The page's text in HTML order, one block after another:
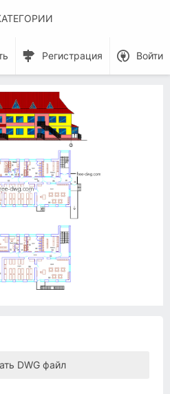
Регистрация Войти
DWG файл